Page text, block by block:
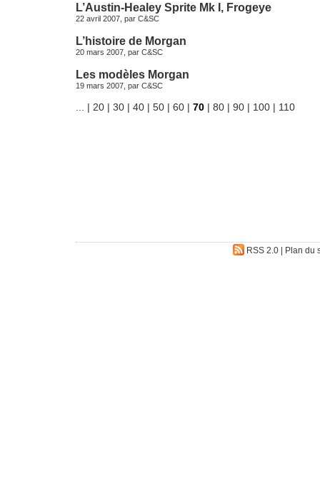
L’Austin-Healey Sprite Mk I, Frogeye
22 avril 2007, par C&SC
L’histoire de Morgan
20 mars 2007, par C&SC
Les modèles Morgan
19 mars 2007, par C&SC
... | 20 | 30 | 40 | 50 | 60 | 70 | 80 | 90 | 100 | 110
RSS 2.0| Plan du